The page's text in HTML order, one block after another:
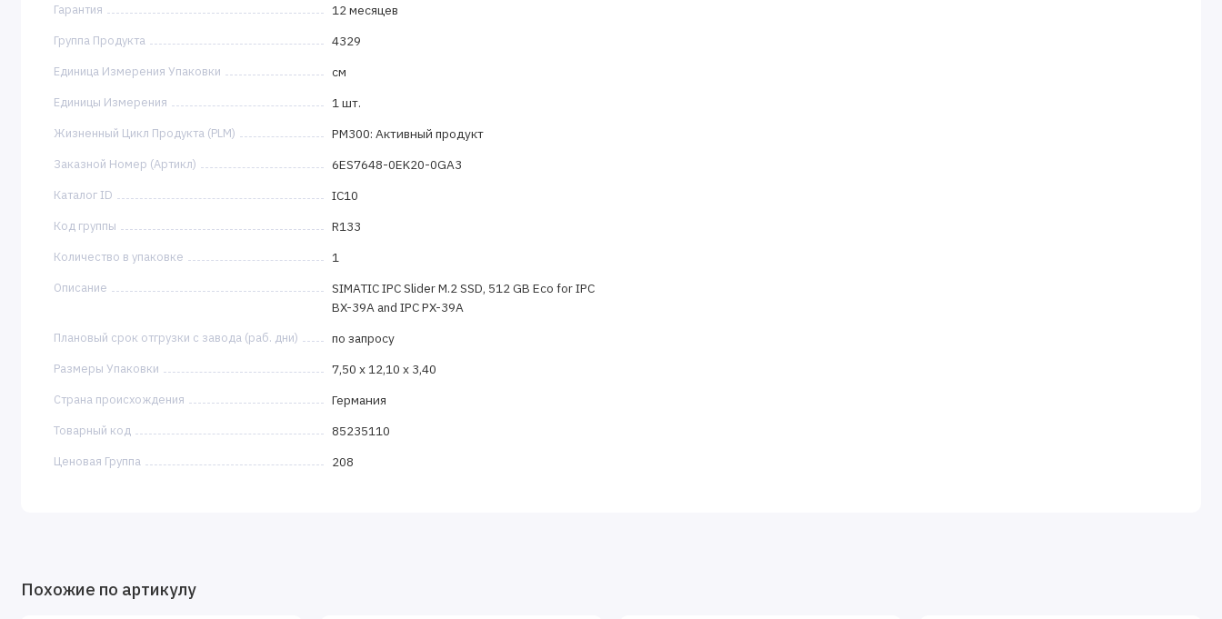
Гарантия 12 месяцев
Группа Продукта 4329
Единица Измерения Упаковки см
Единицы Измерения 1 шт.
Жизненный Цикл Продукта (PLM) PM300: Активный продукт
Заказной Номер (Артикл) 6ES7648-0EK20-0GA3
Каталог ID IC10
Код группы R133
Количество в упаковке 1
Описание
SIMATIC IPC Slider M.2 SSD, 512 GB Eco for IPC
BX-39A and IPC PX-39A
Плановый срок отгрузки с завода (раб. дни) по запросу
Размеры Упаковки 7,50 x 12,10 x 3,40
Страна происхождения Германия
Товарный код 85235110
Ценовая Группа 208
Похожие по артикулу